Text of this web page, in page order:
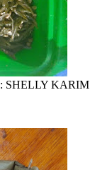
: SHELLY KARIM